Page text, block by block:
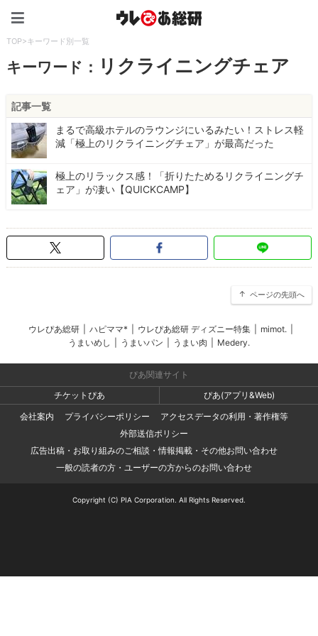
TOP>キーワード別一覧
キーワード： リクライニングチェア
記事一覧
まるで高級ホテルのラウンジにいるみたい！ストレス軽
減「極上のリクライニングチェア」が最高だった
極上のリラックス感！「折りたためるリクライニングチ
ェア」が凄い【QUICKCAMP】
ページの先頭へ
ウレぴあ総研 ハピママ* ウレぴあ総研 ディズニー特集 mimot.
うまいめし
うまいパン うまい肉 Medery.
ぴあ関連サイト
チケットぴあ
ぴあ(アプリ&Web)
会社案内
プライバシーポリシー
アクセスデータの利用・著作権等
外部送信ポリシー
広告出稿・お取り組みのご相談・情報掲載・その他お問い合わせ
一般の読者の方・ユーザーの方からのお問い合わせ
Copyright (C) PIA Corporation. All Rights Reserved.